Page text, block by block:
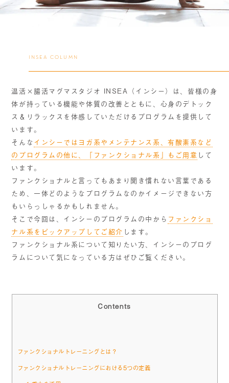
INSEA COLUMN
温活×腸活マグマスタジオ INSEA（インシー）は、皆様の身
体が持っている機能や体質の改善とともに、心身のデトック
ス＆リラックスを体感していただけるプログラムを提供して
います。
そんな インシーではヨガ系やメンテナンス系、有酸素系など
のプログラムの他に、「ファンクショナル系」もご用意 して
います。
ファンクショナルと言ってもあまり聞き慣れない言葉である
ため、一体どのようなプログラムなのかイメージできない方
もいらっしゃるかもしれません。
そこで今回は、インシーのプログラムの中から ファンクショ
ナル系をピックアップしてご紹介 します。
ファンクショナル系について知りたい方、インシーのプログ
ラムについて気になっている方はぜひご覧ください。
Contents
ファンクショナルトレーニングとは？
ファンクショナルトレーニングにおける5つの定義